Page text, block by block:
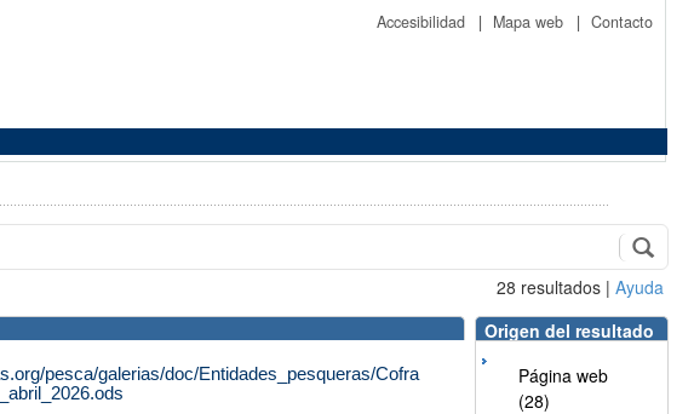
Accesibilidad | Mapa web | Contacto
28 resultados | Ayuda
pesca/galerias/doc/Entidades_pesqueras/Cofra
Origen del resultado
Página web
(28)